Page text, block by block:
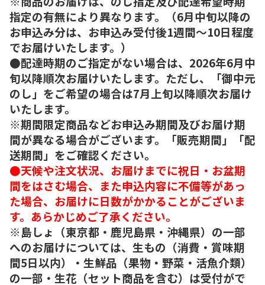
指定の有無により異なります。（6月中旬以降の
お申込み分は、お申込み受付後1週間～10日程度
でお届けいたします。）
●配達時期のご指定がない場合は、2026年6月中
旬以降順次お届けいたします。ただし、「御中元
のし」をご希望の場合は7月上旬以降順次お届け
いたします。
※期間限定商品などお申込み期間及びお届け期
間が異なる場合がございます。「販売期間」「配
送期間」をご確認ください。
●天候や注文状況、お届けまでに祝日・お盆期
間をはさむ場合、また申込内容に不備等があっ
た場合、お届けに日数がかかることがございま
す。あらかじめご了承ください。
※島しょ（東京都・鹿児島県・沖縄県）の一部
へのお届けについては、生もの（消費・賞味期
間5日以内）・生鮮品（果物・野菜・活魚介類）
の一部・生花（セット商品を含む）は受付がで